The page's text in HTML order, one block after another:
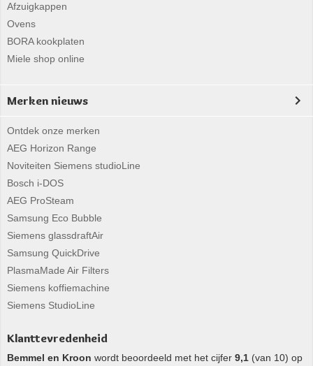
Afzuigkappen
Ovens
BORA kookplaten
Miele shop online
Merken nieuws
Ontdek onze merken
AEG Horizon Range
Noviteiten Siemens studioLine
Bosch i-DOS
AEG ProSteam
Samsung Eco Bubble
Siemens glassdraftAir
Samsung QuickDrive
PlasmaMade Air Filters
Siemens koffiemachine
Siemens StudioLine
Klanttevredenheid
Bemmel en Kroon wordt beoordeeld met het cijfer 9,1 (van 10) op